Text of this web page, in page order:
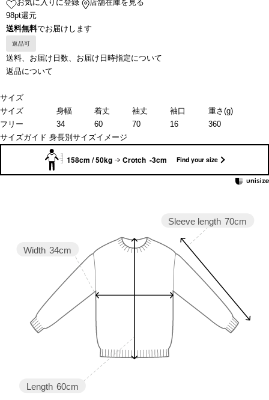
お気に入りに登録
店舗在庫を見る
98pt還元
送料無料でお届けします
返品可
送料、お届け日数、お届け日時指定について
返品について
サイズ
サイズ
身幅 着丈 袖丈 袖口
重さ(g)
フリー
34 60 70 16
360
サイズガイド 身長別サイズイメージ
158cm / 50kg Crotch -3cm Find your size
Sleeve length 70cm
Length 60cm
Width 34cm